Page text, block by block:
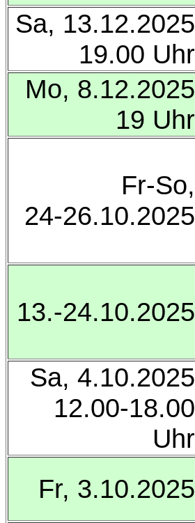
Sa, 13.12.2025
19.00 Uhr
Mo, 8.12.2025
19 Uhr
Fr-So,
24-26.10.2025
13.-24.10.2025
Sa, 4.10.2025
12.00-18.00
Uhr
Fr, 3.10.2025